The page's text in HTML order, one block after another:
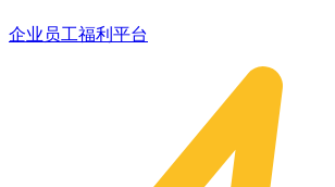
企业员工福利平台